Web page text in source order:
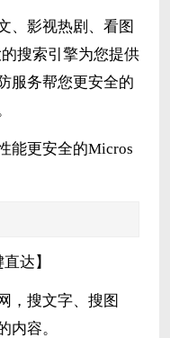
、影视热剧、看图
搜索引擎为您提供
服务帮您更安全的
能更安全的Micros
达】
，搜文字、搜图
内容。